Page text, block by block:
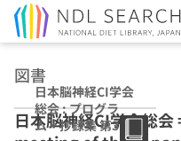
図書
日本脳神経CI学会
総会 : プログラ
ム・抄録集 第33
日本脳神経CI学会総